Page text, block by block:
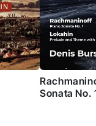
Sonata No.